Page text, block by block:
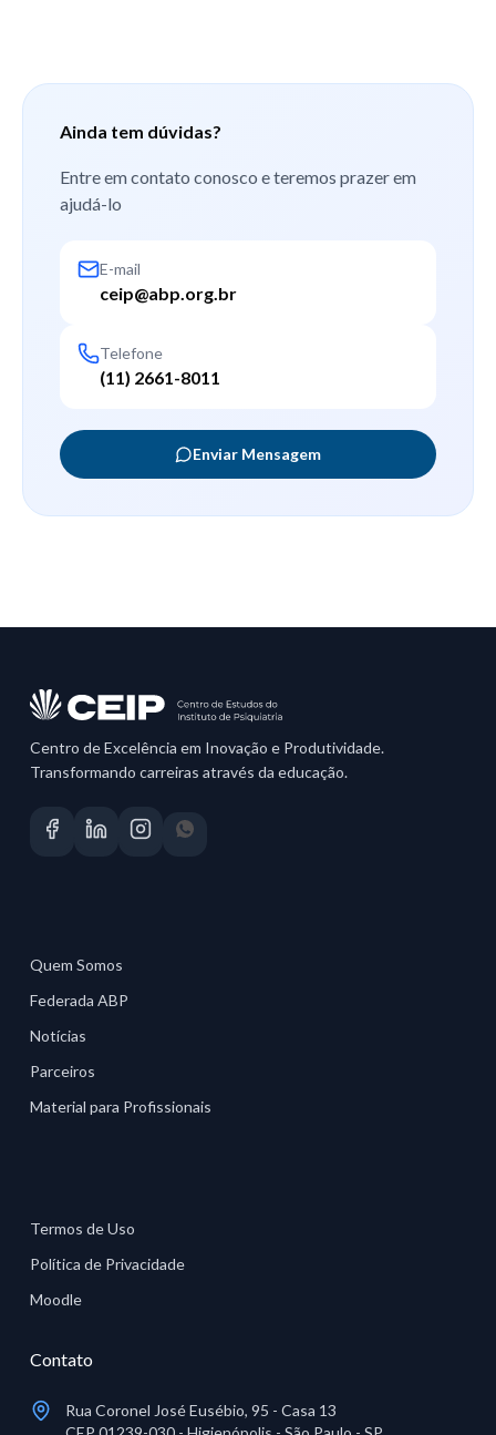
Ainda tem dúvidas?
Entre em contato conosco e teremos prazer em
ajudá-lo
E-mail
ceip@abp.org.br
Telefone
(11) 2661-8011
Enviar Mensagem
Centro de Excelência em Inovação e Produtividade.
Transformando carreiras através da educação.
Quem Somos
Federada ABP
Notícias
Parceiros
Material para Profissionais
Termos de Uso
Política de Privacidade
Moodle
Contato
Rua Coronel José Eusébio, 95 - Casa 13